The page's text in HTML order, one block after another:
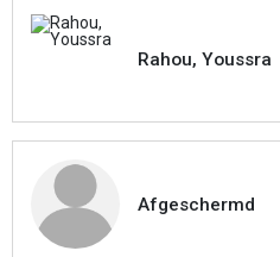
Rahou, Youssra
Afgeschermd